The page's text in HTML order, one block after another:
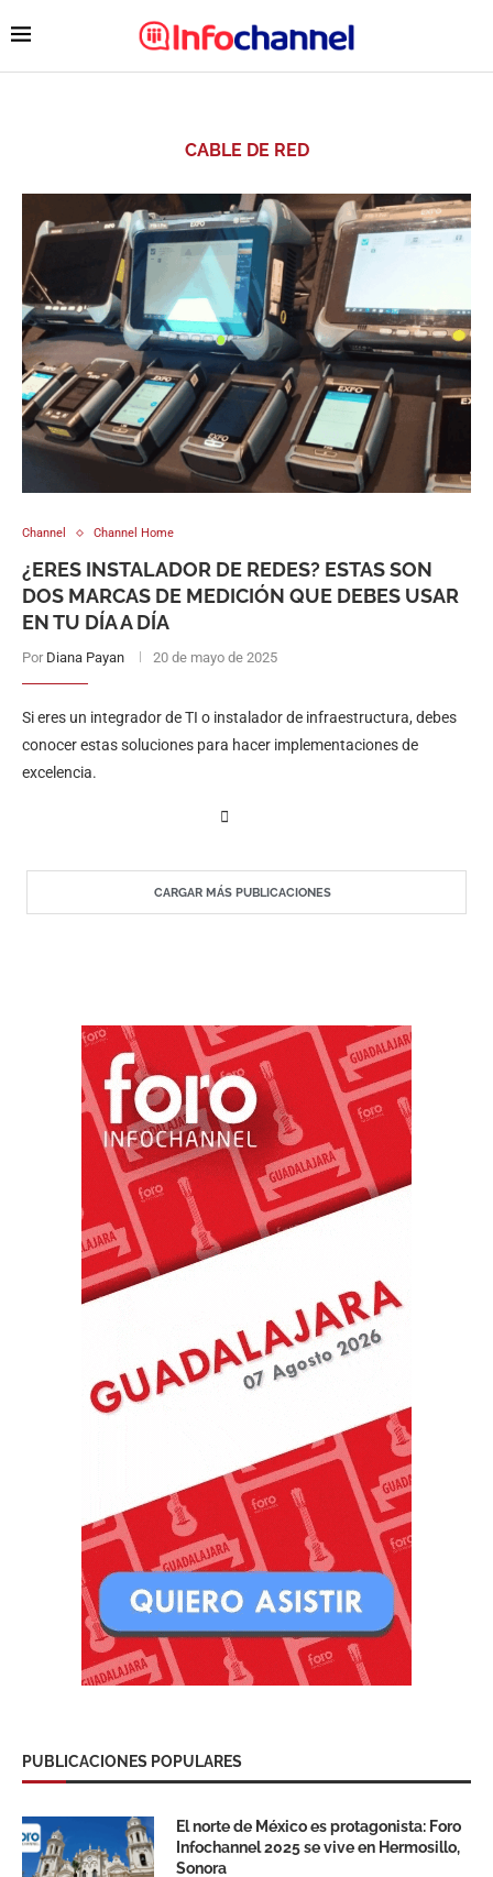
CABLE DE RED
Channel Channel Home
¿ERES INSTALADOR DE REDES? ESTAS SON
DOS MARCAS DE MEDICIÓN QUE DEBES USAR
EN TU DÍA A DÍA
Por Diana Payan 20 de mayo de 2025
Si eres un integrador de TI o instalador de infraestructura, debes
conocer estas soluciones para hacer implementaciones de
excelencia.
CARGAR MÁS PUBLICACIONES
PUBLICACIONES POPULARES
El norte de México es protagonista: Foro
Infochannel 2025 se vive en Hermosillo,
Sonora